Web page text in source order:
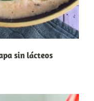
sin lácteos